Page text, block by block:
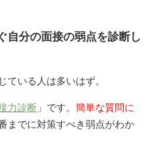
自分の面接の弱点を診断し
ている人は多いはず。
力診断 」です。 簡単な質問に
までに対策すべき弱点がわか